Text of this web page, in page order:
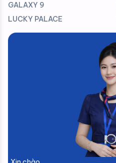
GALAXY 9
LUCKY PALACE